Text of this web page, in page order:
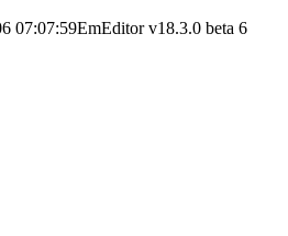
07:07:59EmEditor v18.3.0 beta 6